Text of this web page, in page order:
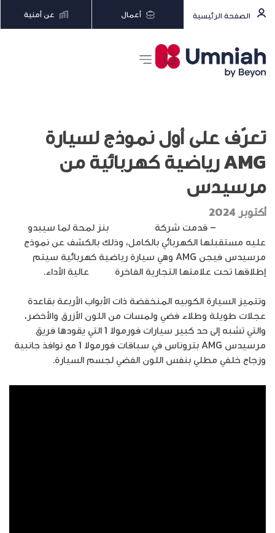
الصفحة الرئيسية أعمال عن أمنية
تعرّف على أول نموذج لسيارة
AMG رياضية كهربائية من
مرسيدس
أكتوبر 2024
– قدمت شركة
بنز لمحة لما سيبدو
عليه مستقبلها الكهربائي بالكامل، وذلك بالكشف عن نموذج
مرسيدس فيجن AMG وهي سيارة رياضية كهربائية سيتم
إطلاقها تحت علامتها التجارية الفاخرة
عالية الأداء.
وتتميز السيارة الكوبيه المنخفضة ذات الأبواب الأربعة بقاعدة
عجلات طويلة وطلاء فضي ولمسات من اللون الأزرق والأخضر،
والتي تشبه إلى حد كبير سيارات فورمولا 1 التي يقودها فريق
مرسيدس AMG بتروناس في سباقات فورمولا 1 مع نوافذ جانبية
وزجاج خلفي مطلي بنفس اللون الفضي لجسم السيارة.